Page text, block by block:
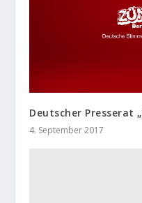
Deutscher Presserat
4. September 2017